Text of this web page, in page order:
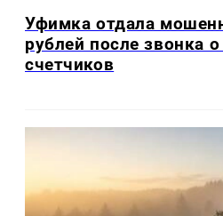
Уфимка отдала
рублей после звонка
счетчиков